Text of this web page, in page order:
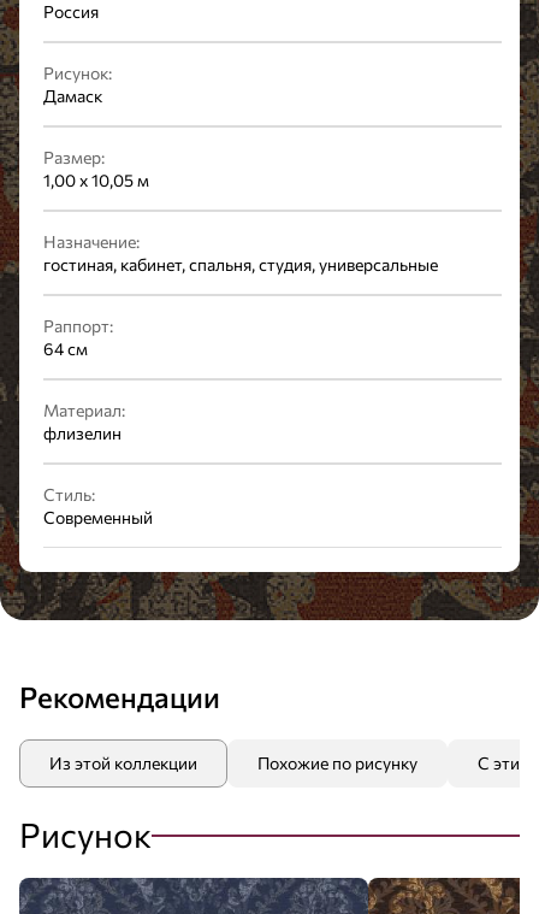
Россия
Рисунок:
Дамаск
Размер:
1,00 x 10,05 м
Назначение:
гостиная, кабинет, спальня, студия, универсальные
Раппорт:
64 см
Материал:
флизелин
Стиль:
Современный
Рекомендации
Из этой коллекции Похожие по рисунку С этим
Рисунок